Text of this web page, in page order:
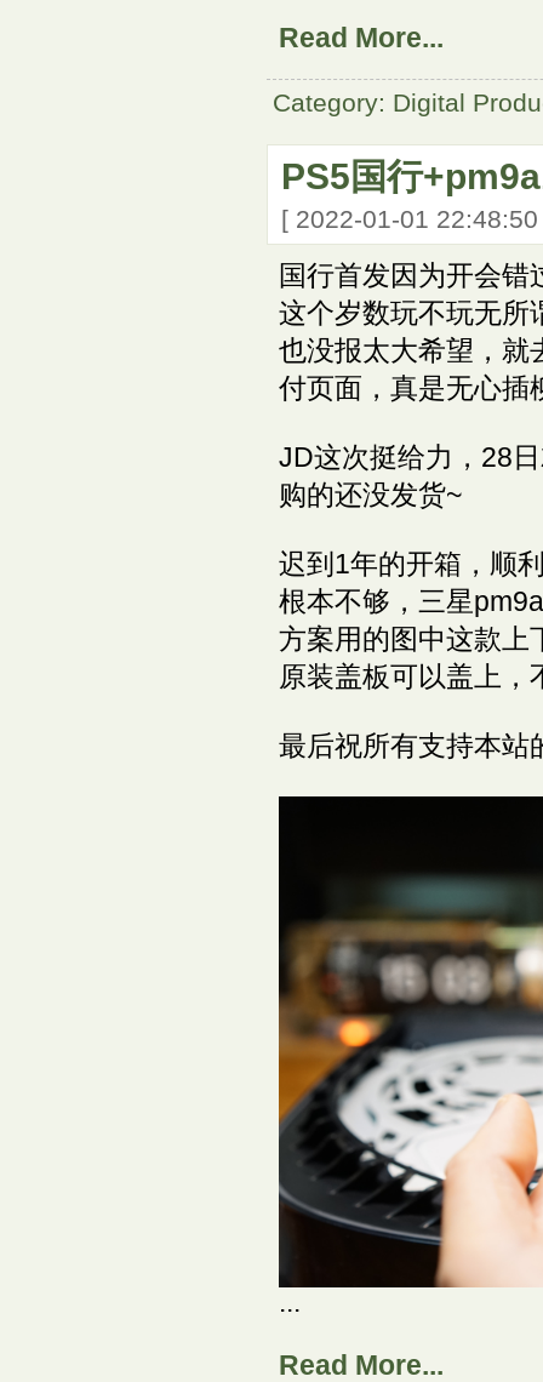
Read More...
Category: Digital
PS5国行
[ 2022-01-01
国行首发因为开会
这个岁数玩不玩无所
也没报太大希望，就
付页面，真是无心插
JD这次挺给力，28
购的还没发货~
迟到1年的开箱，顺
根本不够，三星
方案用的图中这款上
原装盖板可以盖上，
最后祝所有支持本站
...
Read More...